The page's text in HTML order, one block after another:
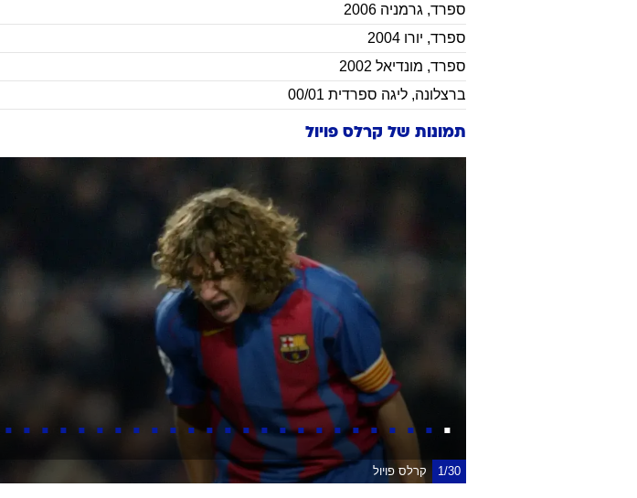
ספרד, גרמניה 2006
ספרד, יורו 2004
ספרד, מונדיאל 2002
ברצלונה, ליגה ספרדית 00/01
תמונות של קרלס פויול
1/30 קרלס פויול